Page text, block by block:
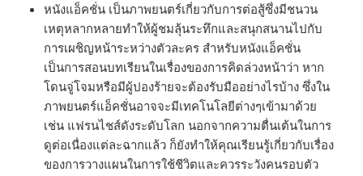
หนังแอ็คชั่น เป็นภาพยนตร์เกี่ยวกับการต่อสู้ซึ่งมีชนวน
เหตุหลากหลายทำให้ผู้ชมลุ้นระทึกและสนุกสนานไปกับ
การเผชิญหน้าระหว่างตัวละคร สำหรับหนังแอ็คชั่น
เป็นการสอนบทเรียนในเรื่องของการคิดล่วงหน้าว่า หาก
โดนจู่โจมหรือมีผู้ปองร้ายจะต้องรับมืออย่างไรบ้าง ซึ่งใน
ภาพยนตร์แอ็คชั่นอาจจะมีเทคโนโลยีต่างๆเข้ามาด้วย
เช่น แฟรนไชส์ดังระดับโลก นอกจากความตื่นเต้นในการ
ดูต่อเนื่องแต่ละฉากแล้ว ก็ยังทำให้คุณเรียนรู้เกี่ยวกับเรื่อง
ของการวางแผนในการใช้ชีวิตและควรระวังคนรอบตัว